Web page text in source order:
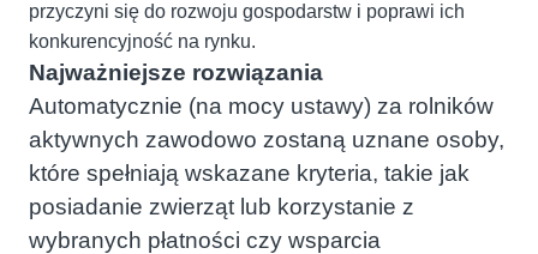
przyczyni się do rozwoju gospodarstw i poprawi ich
konkurencyjność na rynku.
Najważniejsze rozwiązania
Automatycznie (na mocy ustawy) za rolników
aktywnych zawodowo zostaną uznane osoby,
które spełniają wskazane kryteria, takie jak
posiadanie zwierząt lub korzystanie z
wybranych płatności czy wsparcia